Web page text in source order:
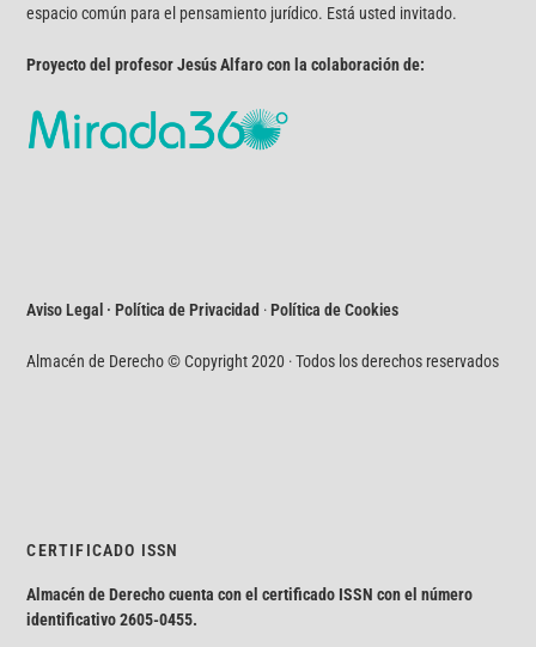
espacio común para el pensamiento jurídico. Está usted invitado.
Proyecto del profesor Jesús Alfaro con la colaboración de:
Aviso Legal · Política de Privacidad ·Política de Cookies
Almacén de Derecho © Copyright 2020 · Todos los derechos reservados
CERTIFICADO ISSN
Almacén de Derecho cuenta con el certificado ISSN con el número
identificativo2605-0455.